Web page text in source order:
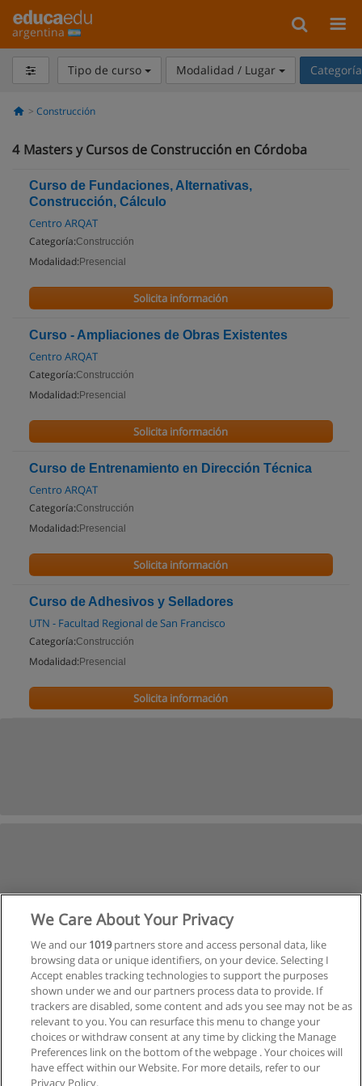
argentina
Tipo de curso Modalidad / Lugar
Construcción
4 Masters y Cursos de Construcción en Córdoba
Curso de Fundaciones, Alternativas,
Construcción, Cálculo
Centro ARQAT
Categoría:Construcción
Modalidad: Presencial
Solicita información
Curso - Ampliaciones de Obras Existentes
Centro ARQAT
Categoría:Construcción
Modalidad: Presencial
Solicita información
Curso de Entrenamiento en Dirección Técnica
Centro ARQAT
Categoría:Construcción
Modalidad: Presencial
Solicita información
Curso de Adhesivos y Selladores
UTN - Facultad Regional de San Francisco
Categoría:Construcción
Modalidad: Presencial
Solicita información
We Care About Your Privacy
We and our 1019partners store and access personal data, like
browsing data or unique identifiers, on your device. Selecting I
Accept enables tracking technologies to support the purposes
shown under we and our partners process data to provide. If
trackers are disabled, some content and ads you see may not be as
relevant to you. You can resurface this menu to change your
choices or withdraw consent at any time by clicking the Manage
Preferences link on the bottom of the webpage . Your choices will
have effect within our Website. For more details, refer to our
Privacy Policy.